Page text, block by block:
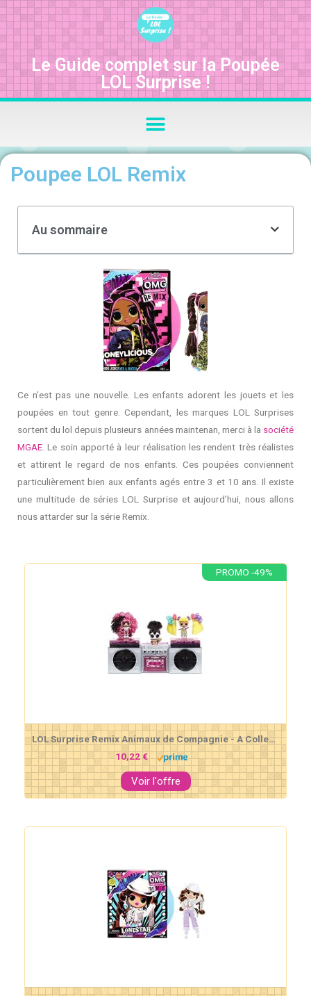
Le Guide complet sur la Poupée
LOL Surprise !
Poupee LOL Remix
Au sommaire
Ce n’est pas une nouvelle. Les enfants adorent les jouets et les
poupées en tout genre. Cependant, les marques LOL Surprises
sortent du lol depuis plusieurs années maintenan, merci à la société
MGAE. Le soin apporté à leur réalisation les rendent très réalistes
et attirent le regard de nos enfants. Ces poupées conviennent
particulièrement bien aux enfants agés entre 3 et 10 ans. Il existe
une multitude de séries LOL Surprise et aujourd’hui, nous allons
nous attarder sur la série Remix.
PROMO -49%
LOL Surprise Remix Animaux de Compagnie - A Collectionner- 9 Surprises avec Vrais Cheveux, Accessories & Paroles de Chanson Surprise
10,22 €
Voir l'offre